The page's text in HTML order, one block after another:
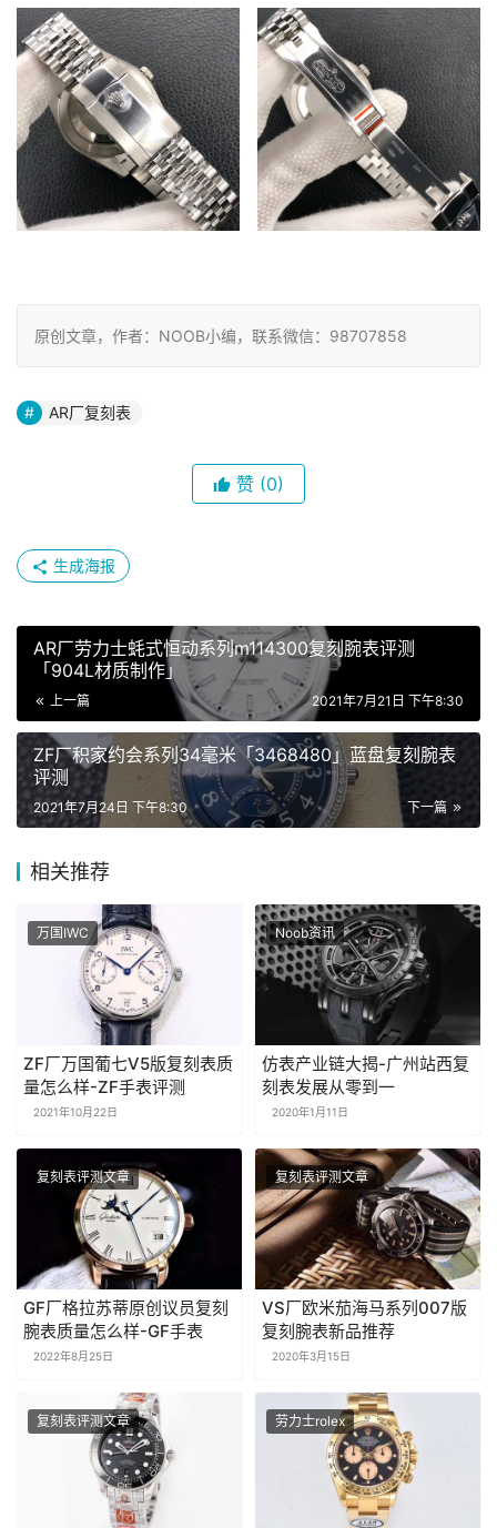
原创文章，作者：NOOB小编，联系微信：98707858
AR厂复刻表
赞 (0)
生成海报
AR厂劳力士蚝式恒动系列m114300复刻腕表评测
「904L材质制作」
上一篇 2021年7月21日 下午8:30
ZF厂积家约会系列34毫米「3468480」蓝盘复刻腕表
评测
下一篇
2021年7月24日 下午8:30
相关推荐
万国IWC
ZF厂万国葡七V5版复刻表质
量怎么样-ZF手表评测
2021年10月22日
Noob资讯
仿表产业链大揭-广州站西复
刻表发展从零到一
2020年1月11日
复刻表评测文章
GF厂格拉苏蒂原创议员复刻
腕表质量怎么样-GF手表
2022年8月25日
复刻表评测文章
VS厂欧米茄海马系列007版
复刻腕表新品推荐
2020年3月15日
复刻表评测文章 劳力士rolex